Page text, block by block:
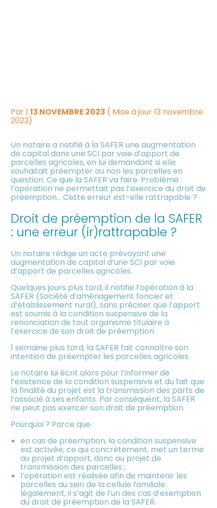
Développer votre entreprise
Construire votre patrimoine
Être prêt pour la facturation
électronique
Investir dans la location
meublée
Par |13 NOVEMBRE 2023 ( Mise à jour 13 novembre
2023)
Un notaire a notifié à la SAFER une augmentation
de capital dans une SCI par voie d’apport de
parcelles agricoles, en lui demandant si elle
souhaitait préempter ou non les parcelles en
question. Ce que la SAFER va faire. Problème :
l’opération ne permettait pas l’exercice du droit de
préemption… Cette erreur est-elle rattrapable ?
Droit de préemption de la SAFER
: une erreur (ir)rattrapable ?
Un notaire rédige un acte prévoyant une
augmentation de capital d’une SCI par voie
d’apport de parcelles agricoles.
Quelques jours plus tard, il notifie l’opération à la
SAFER (Société d’aménagement foncier et
d’établissement rural), sans préciser que l’apport
est soumis à la condition suspensive de la
renonciation de tout organisme titulaire à
l’exercice de son droit de préemption.
1 semaine plus tard, la SAFER fait connaître son
intention de préempter les parcelles agricoles.
Le notaire lui écrit alors pour l’informer de
l’existence de la condition suspensive et du fait que
la finalité du projet est la transmission des parts de
l’associé à ses enfants. Par conséquent, la SAFER
ne peut pas exercer son droit de préemption.
Pourquoi ? Parce que :
en cas de préemption, la condition suspensive
est activée, ce qui concrètement, met un terme
au projet d’apport, donc au projet de
transmission des parcelles ;
l’opération est réalisée afin de maintenir les
parcelles au sein de la cellule familiale :
légalement, il s’agit de l’un des cas d’exemption
du droit de préemption de la SAFER.